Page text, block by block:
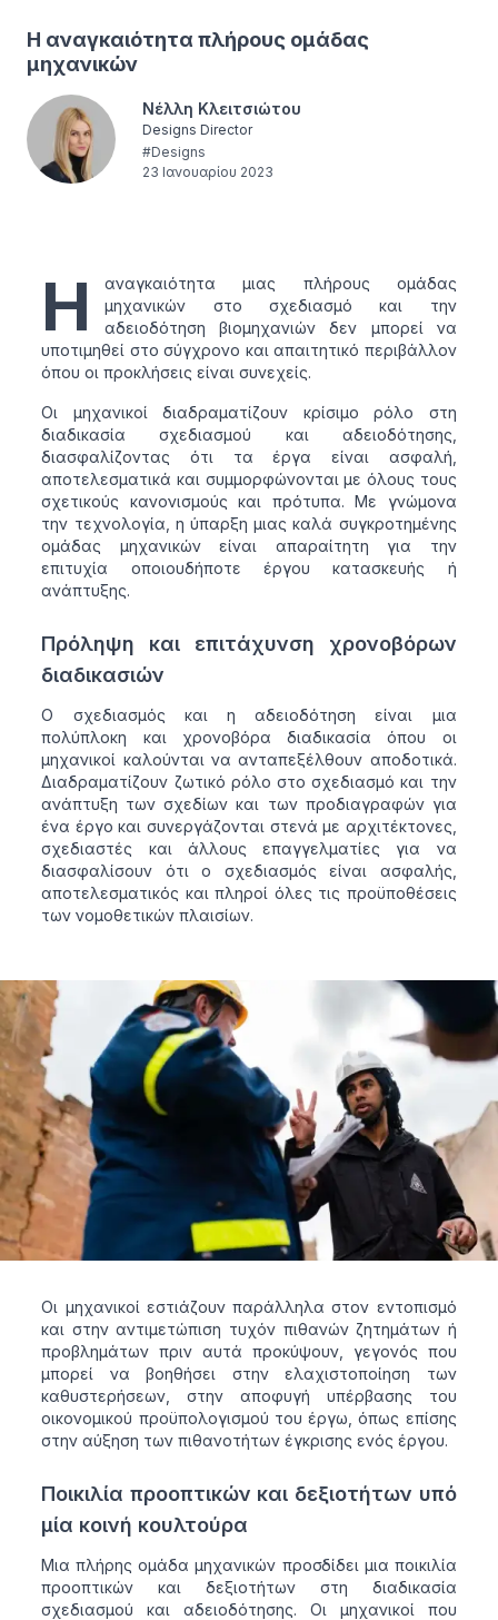
Η αναγκαιότητα πλήρους ομάδας
μηχανικών
Νέλλη Κλειτσιώτου
Designs Director
#Designs
23 Ιανουαρίου 2023
Η
αναγκαιότητα μιας πλήρους ομάδας
μηχανικών στο σχεδιασμό και την
αδειοδότηση βιομηχανιών δεν μπορεί να
υποτιμηθεί στο σύγχρονο και απαιτητικό περιβάλλον
όπου οι προκλήσεις είναι συνεχείς.
Οι μηχανικοί διαδραματίζουν κρίσιμο ρόλο στη
διαδικασία σχεδιασμού και αδειοδότησης,
διασφαλίζοντας ότι τα έργα είναι ασφαλή,
αποτελεσματικά και συμμορφώνονται με όλους τους
σχετικούς κανονισμούς και πρότυπα. Με γνώμονα
την τεχνολογία, η ύπαρξη μιας καλά συγκροτημένης
ομάδας μηχανικών είναι απαραίτητη για την
επιτυχία οποιουδήποτε έργου κατασκευής ή
ανάπτυξης.
Πρόληψη και επιτάχυνση χρονοβόρων
διαδικασιών
Ο σχεδιασμός και η αδειοδότηση είναι μια
πολύπλοκη και χρονοβόρα διαδικασία όπου οι
μηχανικοί καλούνται να ανταπεξέλθουν αποδοτικά.
Διαδραματίζουν ζωτικό ρόλο στο σχεδιασμό και την
ανάπτυξη των σχεδίων και των προδιαγραφών για
ένα έργο και συνεργάζονται στενά με αρχιτέκτονες,
σχεδιαστές και άλλους επαγγελματίες για να
διασφαλίσουν ότι ο σχεδιασμός είναι ασφαλής,
αποτελεσματικός και πληροί όλες τις προϋποθέσεις
των νομοθετικών πλαισίων.
Οι μηχανικοί εστιάζουν παράλληλα στον εντοπισμό
και στην αντιμετώπιση τυχόν πιθανών ζητημάτων ή
προβλημάτων πριν αυτά προκύψουν, γεγονός που
μπορεί να βοηθήσει στην ελαχιστοποίηση των
καθυστερήσεων, στην αποφυγή υπέρβασης του
οικονομικού προϋπολογισμού του έργω, όπως επίσης
στην αύξηση των πιθανοτήτων έγκρισης ενός έργου.
Ποικιλία προοπτικών και δεξιοτήτων υπό
μία κοινή κουλτούρα
Μια πλήρης ομάδα μηχανικών προσδίδει μια ποικιλία
προοπτικών και δεξιοτήτων στη διαδικασία
σχεδιασμού και αδειοδότησης. Οι μηχανικοί που